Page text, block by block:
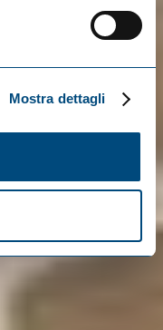
Mostra dettagli